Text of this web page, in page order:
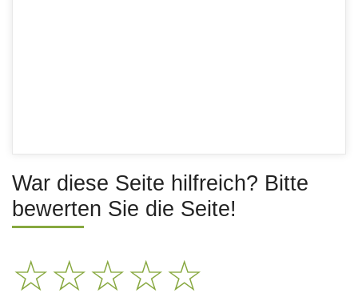
War diese Seite hilfreich? Bitte
bewerten Sie die Seite!
☆☆☆☆☆